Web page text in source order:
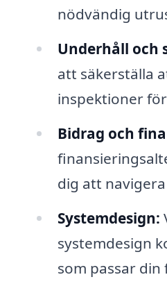
nödvändig
Underhåll och
att säkerställa
inspektioner
Bidrag och
dig att
Systemdesign:
systemdesign
som passar